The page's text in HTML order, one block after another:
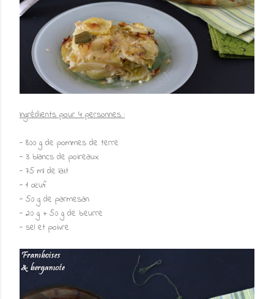
Ingrédients pour 4 personnes :
- 800 g de pommes de terre
- 3 blancs de poireaux
- 75 ml de lait
- 1 œuf
- 50 g de parmesan
- 20 g + 50 g de beurre
- sel et poivre